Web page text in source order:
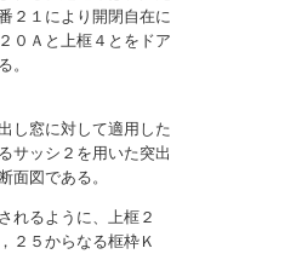
２１により開閉自在に
０Ａと上框４とをドア
。
し窓に対して適用した
サッシ２を用いた突出
面図である。
れるように、上框２
２５からなる框枠Ｋ